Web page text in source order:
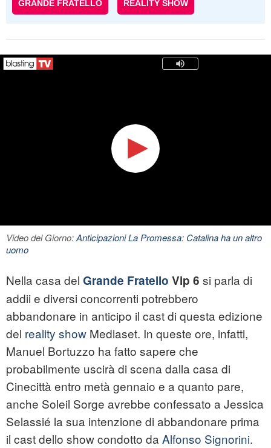
GRANDE FRATELLO REALITY SHOW
Video del Giorno:Anticipazioni La Promessa: Catalina ha un altro
uomo
Nella casa del Grande Fratello Vip 6 si parla di
addii e diversi concorrenti potrebbero
abbandonare in anticipo il cast di questa edizione
del reality show Mediaset. In queste ore, infatti,
Manuel Bortuzzo ha fatto sapere che
probabilmente uscirà di scena dalla casa di
Cinecittà entro metà gennaio e a quanto pare,
anche Soleil Sorge avrebbe confessato a Jessica
Selassié la sua intenzione di abbandonare prima
il cast dello show condotto da Alfonso Signorini.